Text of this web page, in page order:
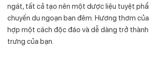
ngát, tất cả tạo nên một dược liệu tuyệt
chuyến du ngoạn ban đêm. Hương thơm
hợp một cách độc đáo và dễ dàng trở
trưng của bạn.